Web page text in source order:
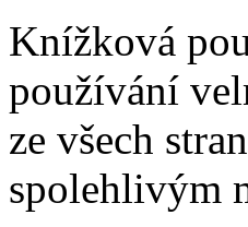
Knížková
používání
ze všech
spolehlivým